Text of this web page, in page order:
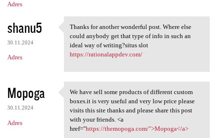
Adres
shanu5
30.11.2024
Adres
Thanks for another wonderful
Thanks for another wonderful post. Where else
could anybody get that type of info in such an
ideal way of writing?situs slot
https://rationalappdev.com/
Mopoga
30.11.2024
Adres
We have sell some products of
We have sell some products of different custom
boxes.it is very useful and very low price please
visits this site thanks and please share this post
with your friends. <a
href="https://themopoga.com/">Mopoga</a>